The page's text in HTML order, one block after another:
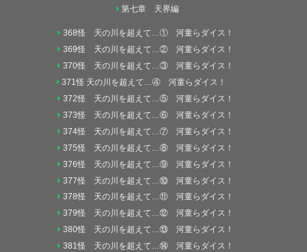
第七章 天界編
368怪 天の川を超えて…① 河童らダイス！
369怪 天の川を超えて…② 河童らダイス！
370怪 天の川を超えて…③ 河童らダイス！
371怪 天の川を超えて…④ 河童らダイス！
372怪 天の川を超えて…⑤ 河童らダイス！
373怪 天の川を超えて…⑥ 河童らダイス！
374怪 天の川を超えて…⑦ 河童らダイス！
375怪 天の川を超えて…⑧ 河童らダイス！
376怪 天の川を超えて…⑨ 河童らダイス！
377怪 天の川を超えて…⑩ 河童らダイス！
378怪 天の川を超えて…⑪ 河童らダイス！
379怪 天の川を超えて…⑫ 河童らダイス！
380怪 天の川を超えて…⑬ 河童らダイス！
381怪 天の川を超えて…⑭ 河童らダイス！